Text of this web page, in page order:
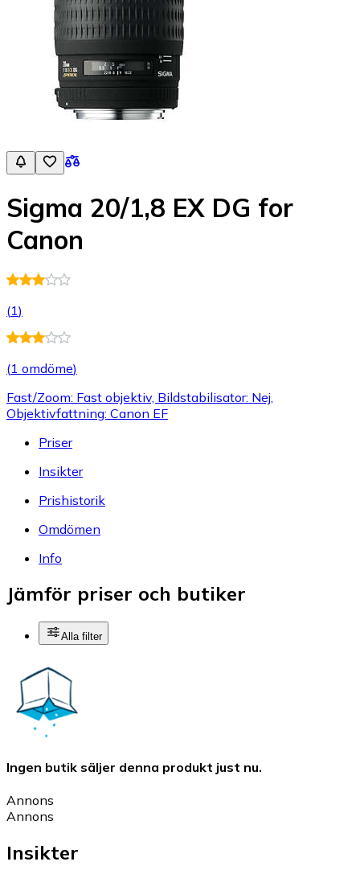
Sigma 20/1,8 EX DG for
Canon
(1)
(1 omdöme)
Fast/Zoom: Fast objektiv, Bildstabilisator: Nej,
Objektivfattning: Canon EF
Priser
Insikter
Prishistorik
Omdömen
Info
Jämför priser och butiker
Alla filter
Ingen butik säljer denna produkt just nu.
Annons
Annons
Insikter